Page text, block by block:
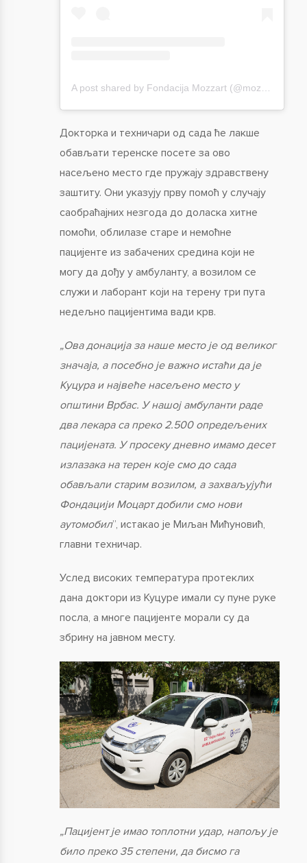
A post shared by Fondacija Mozzart (@mozzartfondacija)
Докторка и техничари од сада ће лакше
обављати теренске посете за ово
насељено место где пружају здравствену
заштиту. Они указују прву помоћ у случају
саобраћајних незгода до доласка хитне
помоћи, облилазе старе и немоћне
пацијенте из забачених средина који не
могу да дођу у амбуланту, а возилом се
служи и лаборант који на терену три пута
недељно пацијентима вади крв.
„Ова донација за наше место је од великог
значаја, а посебно је важно истаћи да је
Куцура и највеће насељено место у
општини Врбас. У нашој амбуланти раде
два лекара са преко 2.500 опредељених
пацијената. У просеку дневно имамо десет
излазака на терен које смо до сада
обављали старим возилом, а захваљујући
Фондацији Моцарт добили смо нови
аутомобил”, истакао је Миљан Мићуновић,
главни техничар.
Услед високих температура протеклих
дана доктори из Куцуре имали су пуне руке
посла, а многе пацијенте морали су да
збрину на јавном месту.
„Пацијент је имао топлотни удар, напољу је
било преко 35 степени, да бисмо га